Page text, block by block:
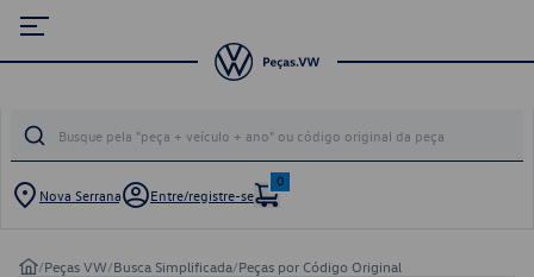
Nova Serrana Entre/registre-se
0
/Peças VW/Busca Simplificada/Peças por Código Original